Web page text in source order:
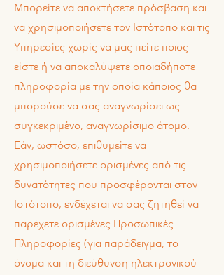
Μπορείτε να αποκτήσετε πρόσβαση και
να χρησιμοποιήσετε τον Ιστότοπο και τις
Υπηρεσίες χωρίς να μας πείτε ποιος
είστε ή να αποκαλύψετε οποιαδήποτε
πληροφορία με την οποία κάποιος θα
μπορούσε να σας αναγνωρίσει ως
συγκεκριμένο, αναγνωρίσιμο άτομο.
Εάν, ωστόσο, επιθυμείτε να
χρησιμοποιήσετε ορισμένες από τις
δυνατότητες που προσφέρονται στον
Ιστότοπο, ενδέχεται να σας ζητηθεί να
παρέχετε ορισμένες Προσωπικές
Πληροφορίες (για παράδειγμα, το
όνομα και τη διεύθυνση ηλεκτρονικού